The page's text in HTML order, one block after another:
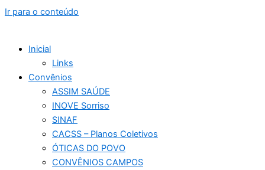
Ir para o conteúdo
Inicial
Links
Convênios
ASSIM SAÚDE
INOVE Sorriso
SINAF
CACSS – Planos Coletivos
ÓTICAS DO POVO
CONVÊNIOS CAMPOS